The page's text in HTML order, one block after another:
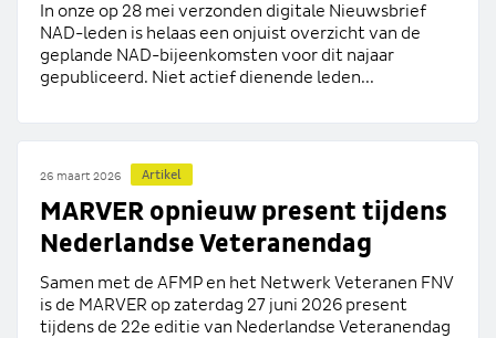
In onze op 28 mei verzonden digitale Nieuwsbrief
NAD-leden is helaas een onjuist overzicht van de
geplande NAD-bijeenkomsten voor dit najaar
gepubliceerd. Niet actief dienende leden...
26 maart 2026 Artikel
MARVER opnieuw present tijdens
Nederlandse Veteranendag
Samen met de AFMP en het Netwerk Veteranen FNV
is de MARVER op zaterdag 27 juni 2026 present
tijdens de 22e editie van Nederlandse Veteranendag